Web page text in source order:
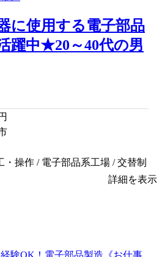
に使用する電子部品
躍中★20～40代の男
・操作 / 電子部品系工場 / 交替制
詳細を表示